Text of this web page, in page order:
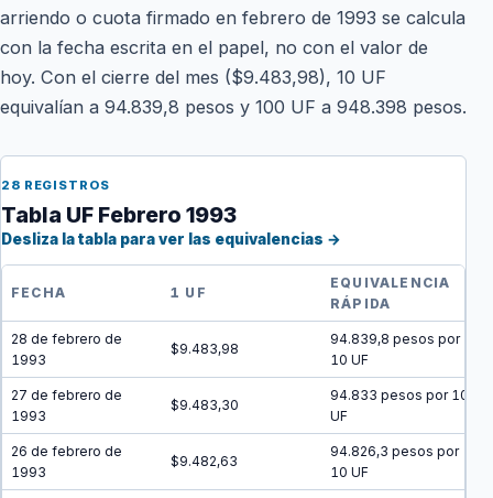
arriendo o cuota firmado en febrero de 1993 se calcula
con la fecha escrita en el papel, no con el valor de
hoy. Con el cierre del mes ($9.483,98), 10 UF
equivalían a 94.839,8 pesos y 100 UF a 948.398 pesos.
28 REGISTROS
Tabla UF Febrero 1993
Desliza la tabla para ver las equivalencias →
FECHA 1 UF
EQUIVALENCIA
RÁPIDA
28 de febrero de
1993
$9.483,98
94.839,8 pesos por
10 UF
27 de febrero de
1993
$9.483,30
94.833 pesos por 10
UF
26 de febrero de
1993
$9.482,63
94.826,3 pesos por
10 UF